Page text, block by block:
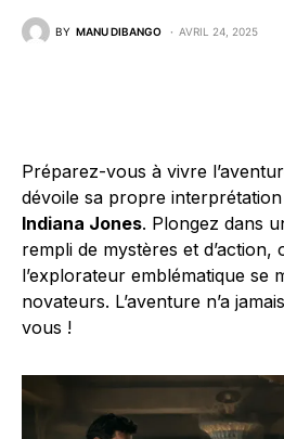
BY MANU DIBANGO AVRIL 24, 2025
Préparez-vous à vivre
dévoile sa propre
Indiana Jones. Plongez dans
rempli de mystères et d’action,
l’explorateur emblématique se
novateurs. L’aventure n’a
vous !